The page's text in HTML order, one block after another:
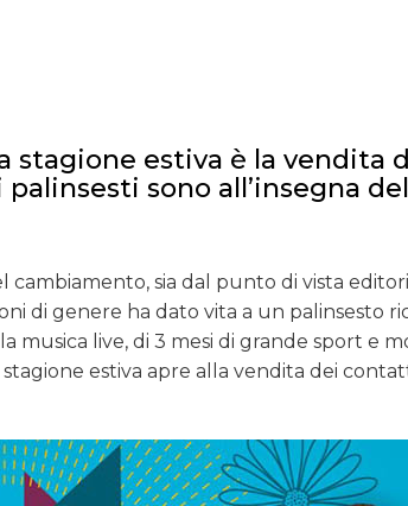
stagione estiva è la vendita
sono all’insegna del
cambiamento, sia dal punto di vista
di genere ha dato vita a un palinsesto
musica live, di 3 mesi di grande sport e
estiva apre alla vendita dei